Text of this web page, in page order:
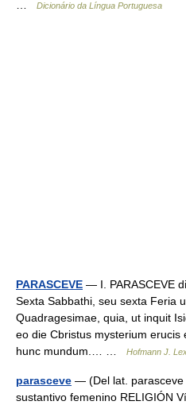
Dicionário da Língua Portuguesa
PARASCEVE — I. PARASCEVE
Sexta Sabbathi, seu sexta Feria
Quadragesimae, quia, ut inquit
eo die Cbristus mysterium
hunc mundum.… …
Hofmann J.
parasceve — (Del lat.
sustantivo femenino RELIGIÓN